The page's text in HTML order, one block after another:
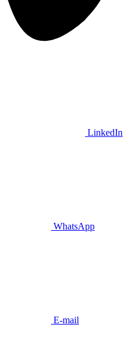
LinkedIn
WhatsApp
E-mail